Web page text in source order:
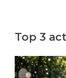
Top 3